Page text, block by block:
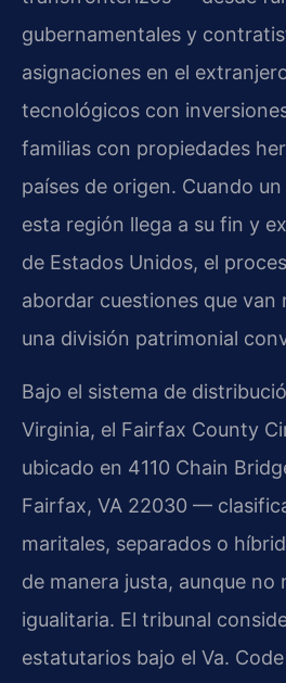
gubernamentales y
asignaciones en el
tecnológicos con
familias con propiedades
países de origen. Cuando
esta región llega a su fin y
de Estados Unidos, el
abordar cuestiones que van
una división patrimonial
Bajo el sistema de
Virginia, el Fairfax County
ubicado en 4110 Chain
Fairfax, VA 22030 —
maritales, separados o
de manera justa, aunque no
igualitaria. El tribunal
estatutarios bajo el Va.